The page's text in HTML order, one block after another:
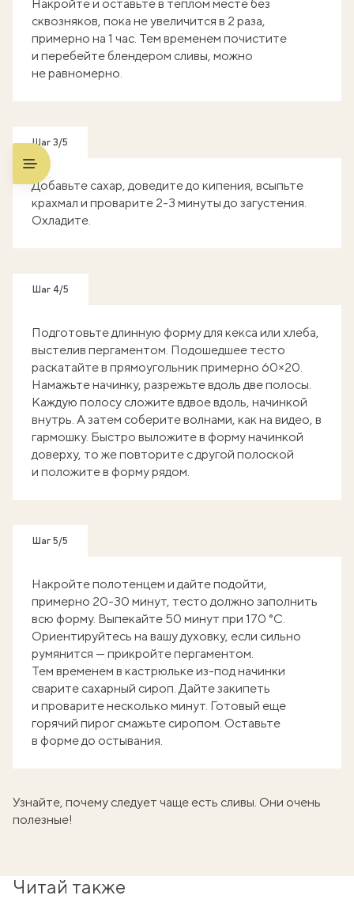
Накройте и оставьте в теплом месте без
сквозняков, пока не увеличится в 2 раза,
примерно на 1 час. Тем временем почистите
и перебейте блендером сливы, можно
не равномерно.
Шаг 3/5
Добавьте сахар, доведите до кипения, всыпьте
крахмал и проварите 2-3 минуты до загустения.
Охладите.
Шаг 4/5
Подготовьте длинную форму для кекса или хлеба,
выстелив пергаментом. Подошедшее тесто
раскатайте в прямоугольник примерно 60×20.
Намажьте начинку, разрежьте вдоль две полосы.
Каждую полосу сложите вдвое вдоль, начинкой
внутрь. А затем соберите волнами, как на видео, в
гармошку. Быстро выложите в форму начинкой
доверху, то же повторите с другой полоской
и положите в форму рядом.
Шаг 5/5
Накройте полотенцем и дайте подойти,
примерно 20-30 минут, тесто должно заполнить
всю форму. Выпекайте 50 минут при 170 °C.
Ориентируйтесь на вашу духовку, если сильно
румянится — прикройте пергаментом.
Тем временем в кастрюльке из-под начинки
сварите сахарный сироп. Дайте закипеть
и проварите несколько минут. Готовый еще
горячий пирог смажьте сиропом. Оставьте
в форме до остывания.
Узнайте, почему следует чаще есть сливы. Они очень
полезные!
Читай также